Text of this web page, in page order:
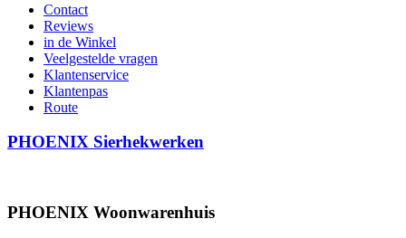
Contact
Reviews
in de Winkel
Veelgestelde vragen
Klantenservice
Klantenpas
Route
PHOENIX Sierhekwerken
PHOENIX Woonwarenhuis